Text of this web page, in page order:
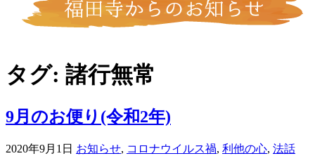
タグ: 諸行無常
9月のお便り(令和2年)
2020年9月1日 お知らせ, コロナウイルス禍, 利他の心, 法話